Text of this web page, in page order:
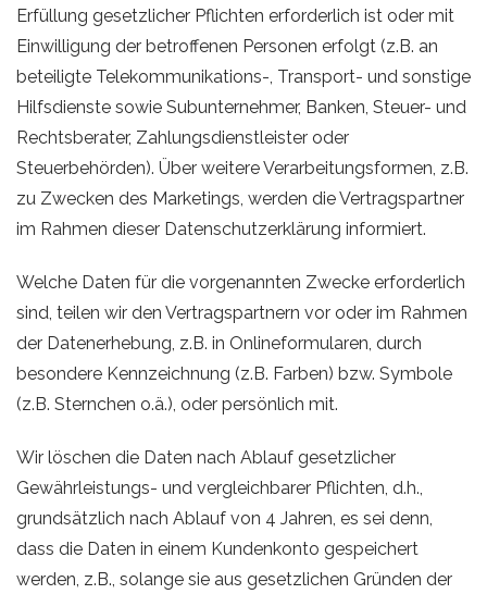
Erfüllung gesetzlicher Pflichten erforderlich ist oder mit
Einwilligung der betroffenen Personen erfolgt (z.B. an
beteiligte Telekommunikations-, Transport- und sonstige
Hilfsdienste sowie Subunternehmer, Banken, Steuer- und
Rechtsberater, Zahlungsdienstleister oder
Steuerbehörden). Über weitere Verarbeitungsformen, z.B.
zu Zwecken des Marketings, werden die Vertragspartner
im Rahmen dieser Datenschutzerklärung informiert.
Welche Daten für die vorgenannten Zwecke erforderlich
sind, teilen wir den Vertragspartnern vor oder im Rahmen
der Datenerhebung, z.B. in Onlineformularen, durch
besondere Kennzeichnung (z.B. Farben) bzw. Symbole
(z.B. Sternchen o.ä.), oder persönlich mit.
Wir löschen die Daten nach Ablauf gesetzlicher
Gewährleistungs- und vergleichbarer Pflichten, d.h.,
grundsätzlich nach Ablauf von 4 Jahren, es sei denn,
dass die Daten in einem Kundenkonto gespeichert
werden, z.B., solange sie aus gesetzlichen Gründen der